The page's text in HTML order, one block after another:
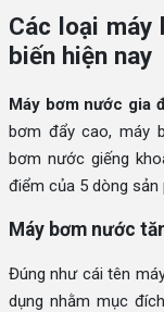
Các loại máy
biến hiện nay
Máy bơm nước gia
bơm đẩy cao, máy
bơm nước giếng
điểm của 5 dòng sản
Máy bơm nước
Đúng như cái tên
dụng nhằm mục